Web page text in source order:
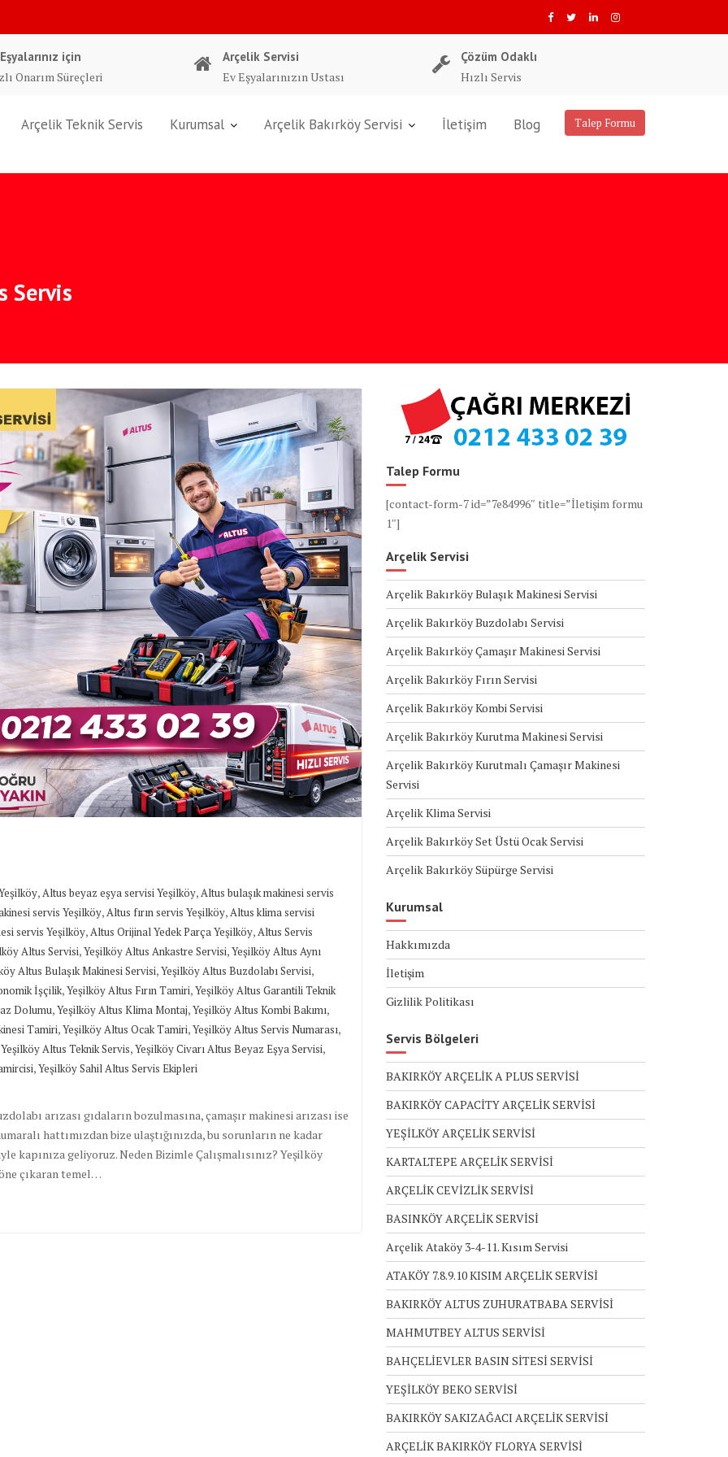
için
Onarım Süreçleri
Arçelik Servisi
Ev Eşyalarınızın Ustası
Çözüm Odaklı
Hızlı Servis
Talep Formu
Arçelik Teknik Servis Kurumsal Arçelik Bakırköy Servisi İletişim Blog
Servis
,Altus beyaz eşya servisi Yeşilköy,Altus bulaşık makinesi servis
servis Yeşilköy,Altus fırın servis Yeşilköy,Altus klima servisi
servis Yeşilköy,Altus Orijinal Yedek Parça Yeşilköy,Altus Servis
Altus Servisi,Yeşilköy Altus Ankastre Servisi,Yeşilköy Altus Aynı
Altus Bulaşık Makinesi Servisi,Yeşilköy Altus Buzdolabı Servisi,
İşçilik,Yeşilköy Altus Fırın Tamiri,Yeşilköy Altus Garantili Teknik
Dolumu,Yeşilköy Altus Klima Montaj,Yeşilköy Altus Kombi Bakımı,
Tamiri,Yeşilköy Altus Ocak Tamiri,Yeşilköy Altus Servis Numarası,
Yeşilköy Altus Teknik Servis,Yeşilköy Civarı Altus Beyaz Eşya Servisi,
,Yeşilköy Sahil Altus Servis Ekipleri
arızası gıdaların bozulmasına, çamaşır makinesi arızası ise
hattımızdan bize ulaştığınızda, bu sorunların ne kadar
kapınıza geliyoruz. Neden Bizimle Çalışmalısınız? Yeşilköy
çıkaran temel…
Talep Formu
[contact-form-7 id=”7e84996″ title=”İletişim formu
1″]
Arçelik Servisi
Arçelik Bakırköy Bulaşık Makinesi Servisi
Arçelik Bakırköy Buzdolabı Servisi
Arçelik Bakırköy Çamaşır Makinesi Servisi
Arçelik Bakırköy Fırın Servisi
Arçelik Bakırköy Kombi Servisi
Arçelik Bakırköy Kurutma Makinesi Servisi
Arçelik Bakırköy Kurutmalı Çamaşır Makinesi
Servisi
Arçelik Klima Servisi
Arçelik Bakırköy Set Üstü Ocak Servisi
Arçelik Bakırköy Süpürge Servisi
Kurumsal
Hakkımızda
İletişim
Gizlilik Politikası
Servis Bölgeleri
BAKIRKÖY ARÇELİK A PLUS SERVİSİ
BAKIRKÖY CAPACİTY ARÇELİK SERVİSİ
YEŞİLKÖY ARÇELİK SERVİSİ
KARTALTEPE ARÇELİK SERVİSİ
ARÇELİK CEVİZLİK SERVİSİ
BASINKÖY ARÇELİK SERVİSİ
Arçelik Ataköy 3-4-11. Kısım Servisi
ATAKÖY 7.8.9.10 KISIM ARÇELİK SERVİSİ
BAKIRKÖY ALTUS ZUHURATBABA SERVİSİ
MAHMUTBEY ALTUS SERVİSİ
BAHÇELİEVLER BASIN SİTESİ SERVİSİ
YEŞİLKÖY BEKO SERVİSİ
BAKIRKÖY SAKIZAĞACI ARÇELİK SERVİSİ
ARÇELİK BAKIRKÖY FLORYA SERVİSİ